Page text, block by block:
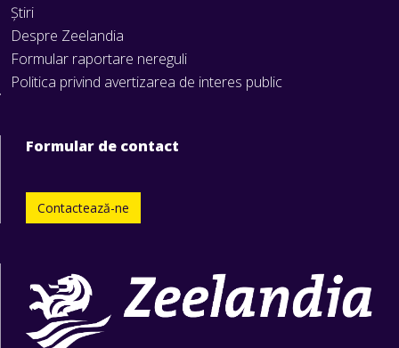
Știri
Despre Zeelandia
Formular raportare nereguli
Politica privind avertizarea de interes public
Formular de contact
Contactează-ne